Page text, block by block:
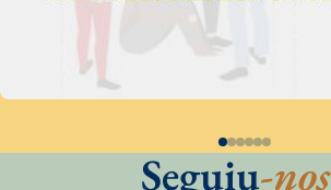
Seguiu-nos